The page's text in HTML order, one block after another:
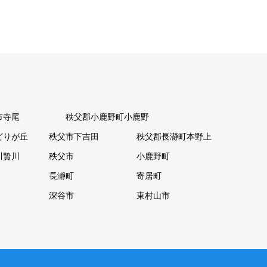
寺尾 秩父郡小鹿野町小鹿野
りが丘 秩父市下吉田 秩父郡長瀞町本野上
川 秩父市 小鹿野町
長瀞町 寄居町
深谷市 東村山市